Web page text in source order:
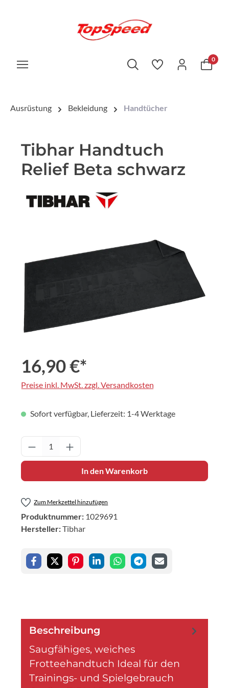
0
Ausrüstung Bekleidung Handtücher
Tibhar Handtuch
Relief Beta schwarz
16,90 €*
Preise inkl. MwSt. zzgl. Versandkosten
Sofort verfügbar, Lieferzeit: 1-4 Werktage
Produkt Anzahl: Gib den gewünschten
In den Warenkorb
Zum Merkzettel hinzufügen
Produktnummer: 1029691
Hersteller:Tibhar
Beschreibung
Saugfähiges, weiches
Frotteehandtuch Ideal für den
Trainings- und Spielgebrauch